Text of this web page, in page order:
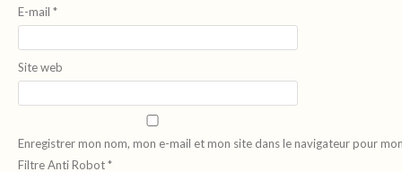
E-mail *
Site web
Enregistrer mon nom, mon e-mail et mon site dans le navigateur pour
Filtre Anti Robot*